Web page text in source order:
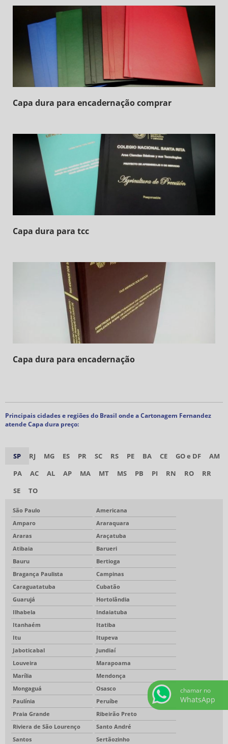
Capa dura para encadernação comprar
Capa dura para tcc
Capa dura para encadernação
Principais cidades e regiões do Brasil onde a Cartonagem Fernandez
atende Capa dura preço:
SP RJ MG ES PR SC RS PE BA CE GO e DF
AM
PA
AC AL AP MA MT MS PB PI RN RO
RR
SE
TO
São Paulo
Americana
Amparo
Araraquara
Araras
Araçatuba
Atibaia
Barueri
Bauru
Bertioga
Bragança Paulista
Campinas
Caraguatatuba
Cubatão
Guarujá
Hortolândia
Ilhabela
Indaiatuba
Itanhaém
Itatiba
Itu
Itupeva
Jaboticabal
Jundiaí
Louveira
Marapoama
Marília
Mendonça
Mongaguá
Osasco
Paulínia
Peruíbe
Praia Grande
Ribeirão Preto
Riviera de São Lourenço
Santo André
Santos
Sertãozinho
chamar no
WhatsApp